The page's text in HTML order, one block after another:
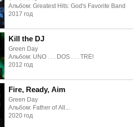
Альбом: Greatest Hits: God's Favorite Band
2017 год
Kill the DJ
Green Day
Альбом: UNO . . . DOS . . . TRÉ!
2012 год
Fire, Ready, Aim
Green Day
Альбом: Father of All...
2020 год